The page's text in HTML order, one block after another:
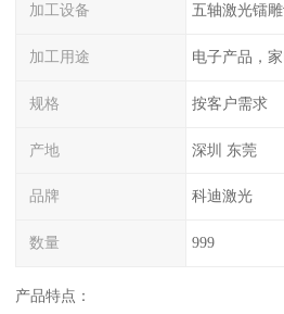
加工设备 五轴激光镭
加工用途 电子产品，
规格 按客户需求
产地 深圳 东莞
品牌 科迪激光
数量 999
产品特点：